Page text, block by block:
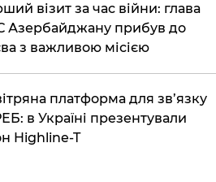
візит за час війни: глава
Азербайджану прибув до
з важливою місією
платформа для зв’язку
в Україні презентували
Highline-T